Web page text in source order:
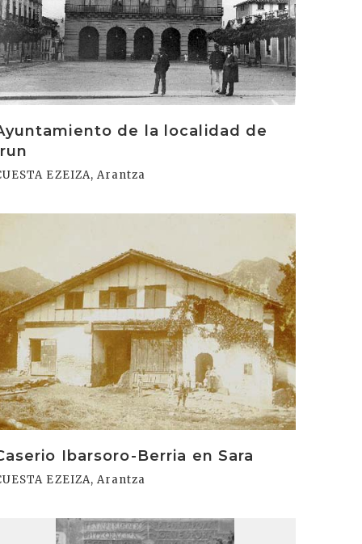
de la localidad de
EZEIZA, Arantza
Ibarsoro-Berria en Sara
EZEIZA, Arantza